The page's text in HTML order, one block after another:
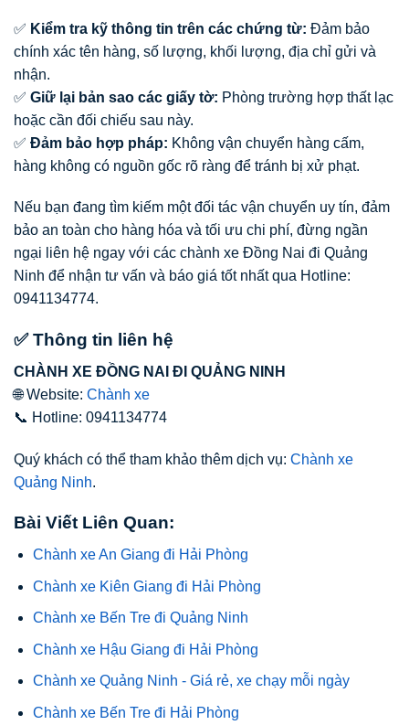
✅ Kiểm tra kỹ thông tin trên các chứng từ: Đảm bảo
chính xác tên hàng, số lượng, khối lượng, địa chỉ gửi và
nhận.
✅ Giữ lại bản sao các giấy tờ: Phòng trường hợp thất lạc
hoặc cần đối chiếu sau này.
✅ Đảm bảo hợp pháp: Không vận chuyển hàng cấm,
hàng không có nguồn gốc rõ ràng để tránh bị xử phạt.
Nếu bạn đang tìm kiếm một đối tác vận chuyển uy tín, đảm
bảo an toàn cho hàng hóa và tối ưu chi phí, đừng ngần
ngại liên hệ ngay với các chành xe Đồng Nai đi Quảng
Ninh để nhận tư vấn và báo giá tốt nhất qua Hotline:
0941134774.
✅ Thông tin liên hệ
CHÀNH XE ĐỒNG NAI ĐI QUẢNG NINH
🌐 Website: Chành xe
📞 Hotline: 0941134774
Quý khách có thể tham khảo thêm dịch vụ: Chành xe
Quảng Ninh.
Bài Viết Liên Quan:
Chành xe An Giang đi Hải Phòng
Chành xe Kiên Giang đi Hải Phòng
Chành xe Bến Tre đi Quảng Ninh
Chành xe Hậu Giang đi Hải Phòng
Chành xe Quảng Ninh - Giá rẻ, xe chạy mỗi ngày
Chành xe Bến Tre đi Hải Phòng